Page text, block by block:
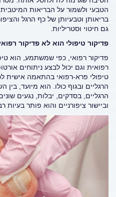
הטבעי ולשמור על הבריאות
בריאותן וטבעיותן של כף הרגל
גם חיטוי וסטריליות.
פדיקור טיפולי הוא לא פדיקור רפואי
פדיקור רפואי, כפי שמשתמע, הוא
רפואית וגם יכול לבצע ניתוחים
טיפולי פרא-רפואי בהתאמה אישית
הרגליים ובגוף כולו. הוא מיועד,
הרגליים, בסדקים, יבלות, נגעים
וביישור ציפורניים והוא פותר בעיות